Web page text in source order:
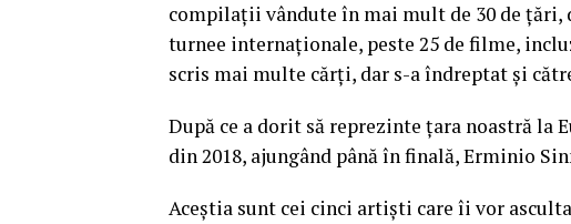
compilaţii vândute în mai mult de 30 de ţări,
turnee internaţionale, peste 25 de filme,
scris mai multe cărţi, dar s-a îndreptat şi
După ce a dorit să reprezinte ţara noastră
din 2018, ajungând până în finală, Erminio
Aceştia sunt cei cinci artişti care îi vor